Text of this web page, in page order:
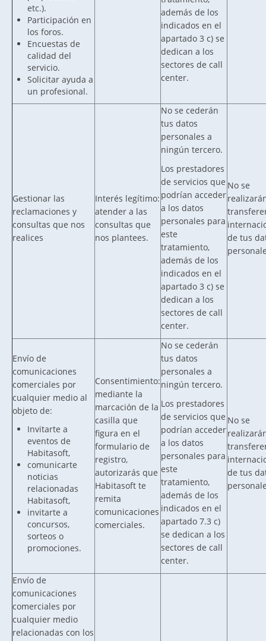
etc.).
Participación en
los foros.
Encuestas de
calidad del
servicio.
Solicitar ayuda a
un profesional.
además de los
indicados en el
apartado 3 c) se
dedican a los
sectores de call
center.
Gestionar las
reclamaciones y
consultas que nos
realices
Interés legítimo:
atender a las
consultas que
nos plantees.
No se cederán
tus datos
personales a
ningún tercero.
Los prestadores
de servicios que
podrían acceder
a los datos
personales para
este
tratamiento,
además de los
indicados en el
apartado 3 c) se
dedican a los
sectores de call
center.
No se
de tus
Envío de
comunicaciones
comerciales por
cualquier medio al
objeto de:
Invitarte a
eventos de
Habitasoft,
comunicarte
noticias
relacionadas
Habitasoft,
invitarte a
concursos,
sorteos o
promociones.
Consentimiento:
mediante la
marcación de la
casilla que
figura en el
formulario de
registro,
autorizarás que
Habitasoft te
remita
comunicaciones
comerciales.
No se cederán
tus datos
personales a
ningún tercero.
Los prestadores
de servicios que
podrían acceder
a los datos
personales para
este
tratamiento,
además de los
indicados en el
apartado 7.3 c)
se dedican a los
sectores de call
center.
No se
de tus
Envío de
comunicaciones
comerciales por
cualquier medio
relacionadas con los